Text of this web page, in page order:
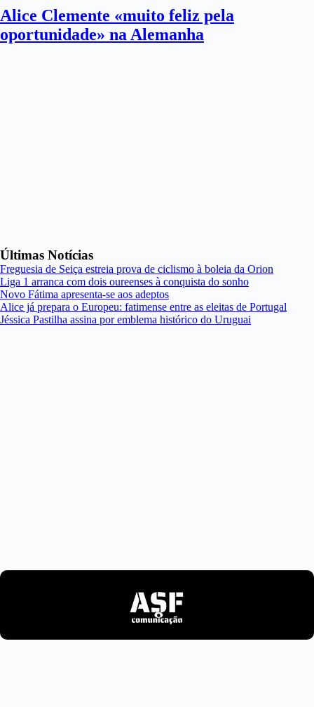
Alice Clemente «muito feliz pela
oportunidade» na Alemanha
Últimas Notícias
Freguesia de Seiça estreia prova de ciclismo à boleia da Orion
Liga 1 arranca com dois oureenses à conquista do sonho
Novo Fátima apresenta-se aos adeptos
Alice já prepara o Europeu: fatimense entre as eleitas de Portugal
Jéssica Pastilha assina por emblema histórico do Uruguai